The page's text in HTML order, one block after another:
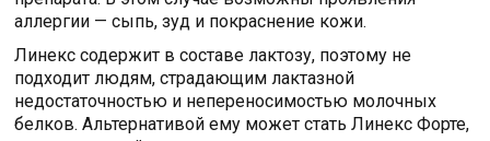
аллергии — сыпь, зуд и покраснение кожи.
Линекс содержит в составе лактозу, поэтому не
подходит людям, страдающим лактазной
недостаточностью и непереносимостью молочных
белков. Альтернативой ему может стать Линекс Форте,